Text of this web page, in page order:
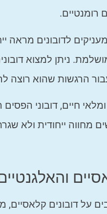
רומנטיים.
לדובונים מראה
ניתן למצוא
הרגשות שהוא רוצה
חיים, דובוני
מחווה ייחודית ולא
על דובונים קלאסיים,